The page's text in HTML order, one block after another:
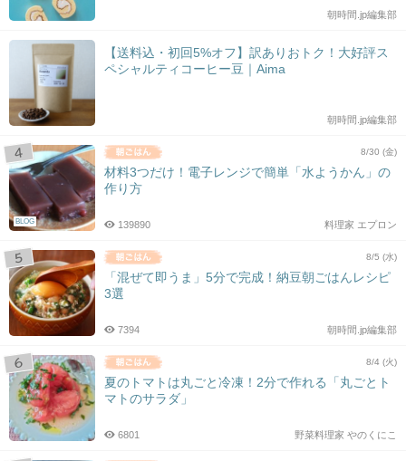
朝時間.jp編集部
【送料込・初回5%オフ】訳ありおトク！大好評ス
ペシャルティコーヒー豆｜Aima
朝時間.jp編集部
BLOG
8/30 (金)
材料3つだけ！電子レンジで簡単「水ようかん」の
作り方
料理家 エプロン
139890
8/5 (水)
「混ぜて即うま」5分で完成！納豆朝ごはんレシピ
3選
朝時間.jp編集部
7394
8/4 (火)
夏のトマトは丸ごと冷凍！2分で作れる「丸ごとト
マトのサラダ」
野菜料理家 やのくにこ
6801